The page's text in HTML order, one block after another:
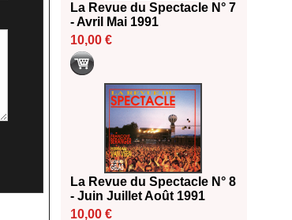
La Revue du Spectacle N° 7
- Avril Mai 1991
10,00 €
La Revue du Spectacle N° 8
- Juin Juillet Août 1991
10,00 €